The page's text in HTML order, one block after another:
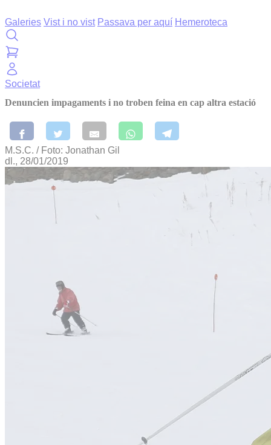
Galeries Vist i no vist Passava per aquí Hemeroteca
Societat
Denuncien impagaments i no troben feina en cap altra estació
M.S.C. / Foto: Jonathan Gil
dl., 28/01/2019